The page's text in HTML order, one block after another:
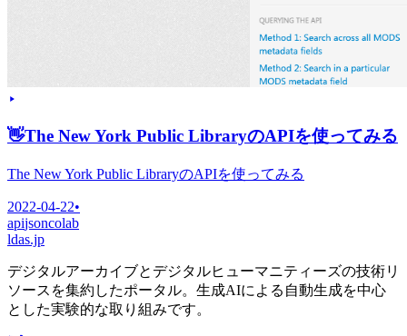
👋The New York Public LibraryのAPIを使ってみる
The New York Public LibraryのAPIを使ってみる
2022-04-22•
apijsoncolab
ldas.jp
デジタルアーカイブとデジタルヒューマニティーズの技術リ
ソースを集約したポータル。生成AIによる自動生成を中心
とした実験的な取り組みです。